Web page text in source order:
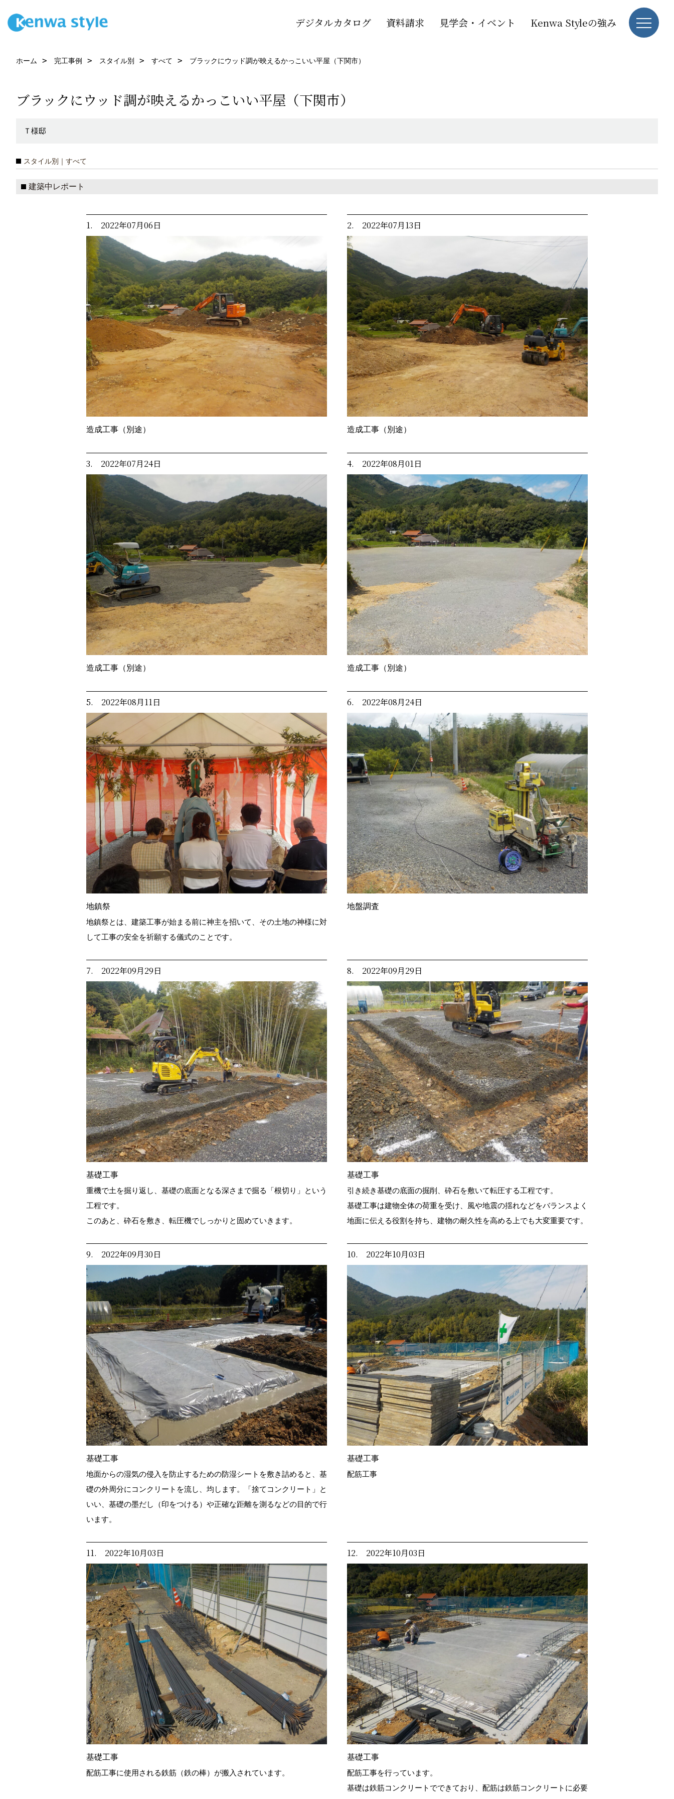
デジタルカタログ 資料請求 見学会・イベント Kenwa Styleの強み
ホーム 完工事例 スタイル別 すべて ブラックにウッド調が映えるかっこいい平屋（下関市）
ブラックにウッド調が映えるかっこいい平屋（下関市）
Ｔ様邸
スタイル別｜すべて
建築中レポート
1. 2022年07月06日
造成工事（別途）
2. 2022年07月13日
造成工事（別途）
3. 2022年07月24日
造成工事（別途）
4. 2022年08月01日
造成工事（別途）
5. 2022年08月11日
地鎮祭
地鎮祭とは、建築工事が始まる前に神主を招いて、その土地の神様に対
して工事の安全を祈願する儀式のことです。
6. 2022年08月24日
地盤調査
7. 2022年09月29日
基礎工事
重機で土を掘り返し、基礎の底面となる深さまで掘る「根切り」という
工程です。
このあと、砕石を敷き、転圧機でしっかりと固めていきます。
8. 2022年09月29日
基礎工事
引き続き基礎の底面の掘削、砕石を敷いて転圧する工程です。
基礎工事は建物全体の荷重を受け、風や地震の揺れなどをバランスよく
地面に伝える役割を持ち、建物の耐久性を高める上でも大変重要です。
9. 2022年09月30日
基礎工事
地面からの湿気の侵入を防止するための防湿シートを敷き詰めると、基
礎の外周分にコンクリートを流し、均します。「捨てコンクリート」と
いい、基礎の墨だし（印をつける）や正確な距離を測るなどの目的で行
います。
10. 2022年10月03日
基礎工事
配筋工事
11. 2022年10月03日
基礎工事
配筋工事に使用される鉄筋（鉄の棒）が搬入されています。
12. 2022年10月03日
基礎工事
配筋工事を行っています。
基礎は鉄筋コンクリートでできており、配筋は鉄筋コンクリートに必要